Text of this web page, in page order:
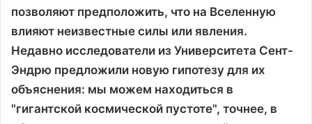
позволяют предположить, что на Вселенную
влияют неизвестные силы или явления.
Недавно исследователи из Университета Сент-
Эндрю предложили новую гипотезу для их
объяснения: мы можем находиться в
"гигантской космической пустоте", точнее, в